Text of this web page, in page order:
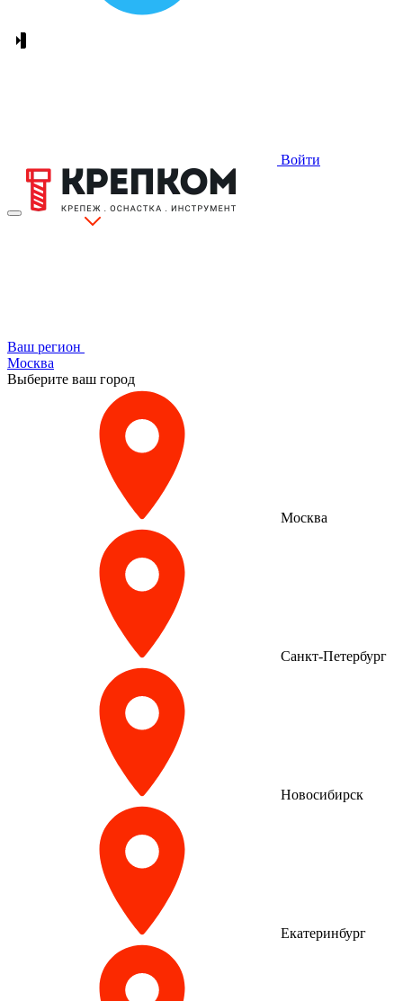
Войти
Ваш регион
Москва
Выберите ваш город
Москва
Санкт-Петербург
Новосибирск
Екатеринбург